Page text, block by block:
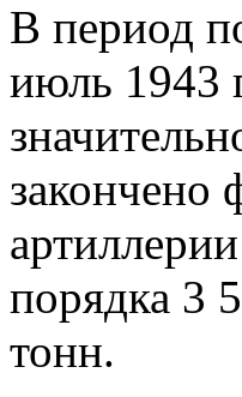
В период
июль 1943
закончено
порядка 3
тонн.